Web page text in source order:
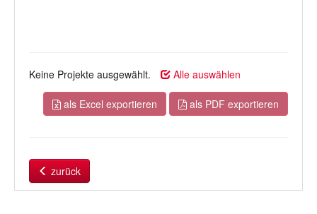
Keine Projekte ausgewählt. Alle auswählen
als Excel exportieren als PDF exportieren
zurück